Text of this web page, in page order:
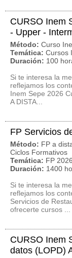
CURSO Inem
- Upper -
Método: Curso
Temática: Cursos
Duración: 100
Si te interesa la
reflejamos los
Inem Sepe 2026
A DISTA...
FP Servicios
Método: FP a
Ciclos Formativos
Temática: FP 2026
Duración: 1400
Si te interesa la
reflejamos los
Servicios de
ofrecerte cursos ...
CURSO Inem
datos (LOPD)